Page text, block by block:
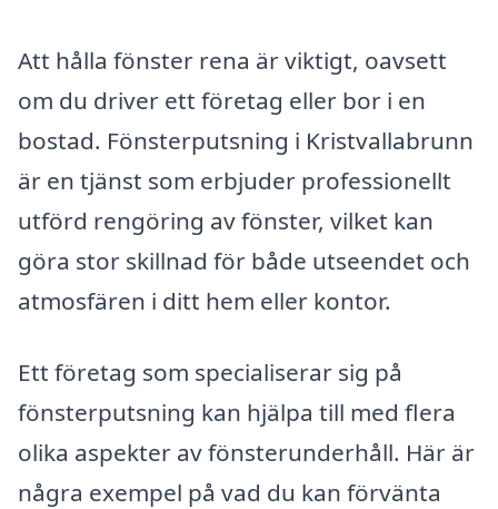
Att hålla fönster rena är viktigt, oavsett
om du driver ett företag eller bor i en
bostad. Fönsterputsning i Kristvallabrunn
är en tjänst som erbjuder professionellt
utförd rengöring av fönster, vilket kan
göra stor skillnad för både utseendet och
atmosfären i ditt hem eller kontor.
Ett företag som specialiserar sig på
fönsterputsning kan hjälpa till med flera
olika aspekter av fönsterunderhåll. Här är
några exempel på vad du kan förvänta